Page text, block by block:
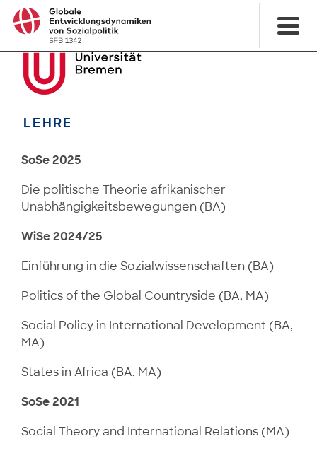
LEHRE
SoSe 2025
Die politische Theorie afrikanischer
Unabhängigkeitsbewegungen (BA)
WiSe 2024/25
Einführung in die Sozialwissenschaften (BA)
Politics of the Global Countryside (BA, MA)
Social Policy in International Development (BA,
MA)
States in Africa (BA, MA)
SoSe 2021
Social Theory and International Relations (MA)